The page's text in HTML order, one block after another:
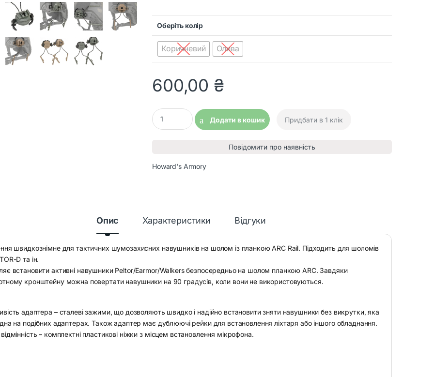
Оберіть колір
Коричневий Олива
600,00 ₴
Адаптер з планкою для стрілецьких навушників quantity
Додати в кошик
Придбати в 1 клік
Повідомити про наявність
Howard's Armory
Опис Характеристики Відгуки
швидкознімне для тактичних шумозахисних навушників на шолом із планкою ARC Rail. Підходить для шоломів
D та ін.
встановити активні навушники Peltor/Earmor/Walkers безпосередньо на шолом планкою ARC. Завдяки
кронштейну можна повертати навушники на 90 градусів, коли вони не використовуються.
адаптера – сталеві зажими, що дозволяють швидко і надійно встановити зняти навушники без викрутки, яка
на подібних адаптерах. Також адаптер має дублюючі рейки для встановлення ліхтаря або іншого обладнання.
– комплектні пластикові ніжки з місцем встановлення мікрофона.